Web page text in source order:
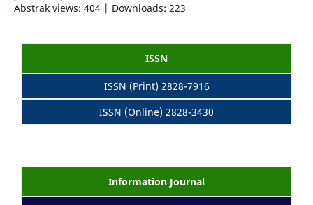
Abstrak views: 404 | Downloads: 223
ISSN
ISSN (Print) 2828-7916
ISSN (Online) 2828-3430
Information Journal